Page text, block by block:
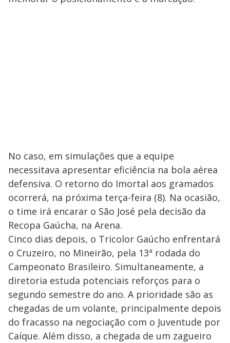
No caso, em simulações que a equipe
necessitava apresentar eficiência na bola aérea
defensiva. O retorno do Imortal aos gramados
ocorrerá, na próxima terça-feira (8). Na ocasião,
o time irá encarar o São José pela decisão da
Recopa Gaúcha, na Arena.
Cinco dias depois, o Tricolor Gaúcho enfrentará
o Cruzeiro, no Mineirão, pela 13ª rodada do
Campeonato Brasileiro. Simultaneamente, a
diretoria estuda potenciais reforços para o
segundo semestre do ano. A prioridade são as
chegadas de um volante, principalmente depois
do fracasso na negociação com o Juventude por
Caíque. Além disso, a chegada de um zagueiro